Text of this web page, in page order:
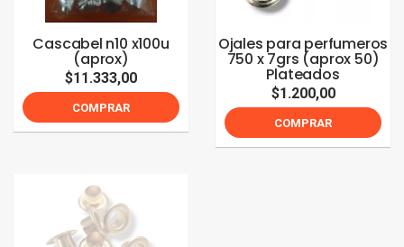
Cascabel n10 x100u
(aprox)
$11.333,00
COMPRAR
Ojales para perfumeros
750 x 7grs (aprox 50)
Plateados
$1.200,00
COMPRAR